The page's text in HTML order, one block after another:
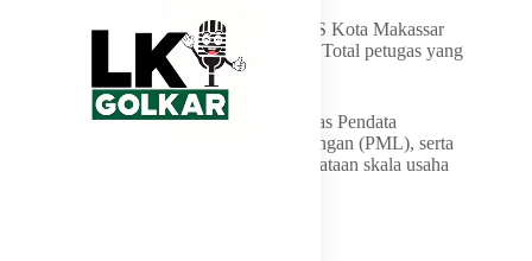
Demi menyukseskan agenda besar ini, BPS Kota Makassar
menerjunkan kekuatan penuh di lapangan. Total petugas yang
dikerahkan adalah 934 personel.
Sementara komposisi tim terdiri dari Petugas Pendata
Lapangan (PPL), Petugas Pemeriksa Lapangan (PML), serta
tim khusus yang didedikasikan untuk pendataan skala usaha